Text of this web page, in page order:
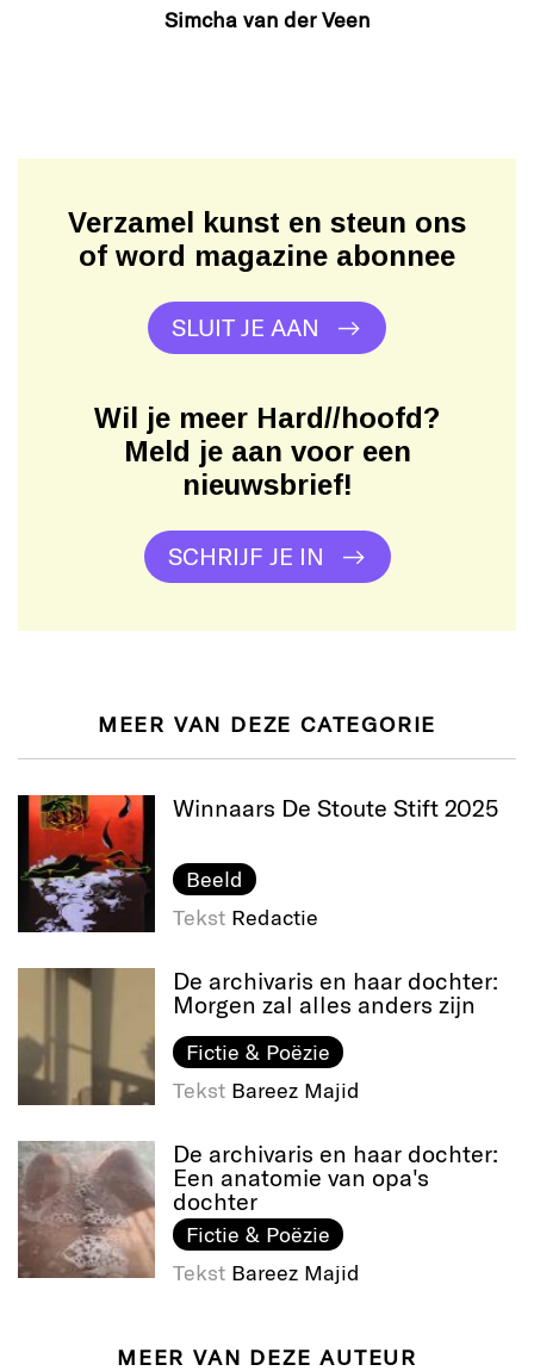
Simcha van der Veen
Verzamel kunst en steun ons
of word magazine abonnee
SLUIT JE AAN
Wil je meer Hard//hoofd?
Meld je aan voor een
nieuwsbrief!
SCHRIJF JE IN
MEER VAN DEZE CATEGORIE
Winnaars De Stoute Stift 2025
Beeld
Tekst Redactie
De archivaris en haar dochter:
Morgen zal alles anders zijn
Fictie & Poëzie
Tekst Bareez Majid
De archivaris en haar dochter:
Een anatomie van opa's
dochter
Fictie & Poëzie
Tekst Bareez Majid
MEER VAN DEZE AUTEUR